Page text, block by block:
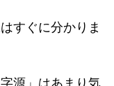
すぐに分かりま
源」はあまり気